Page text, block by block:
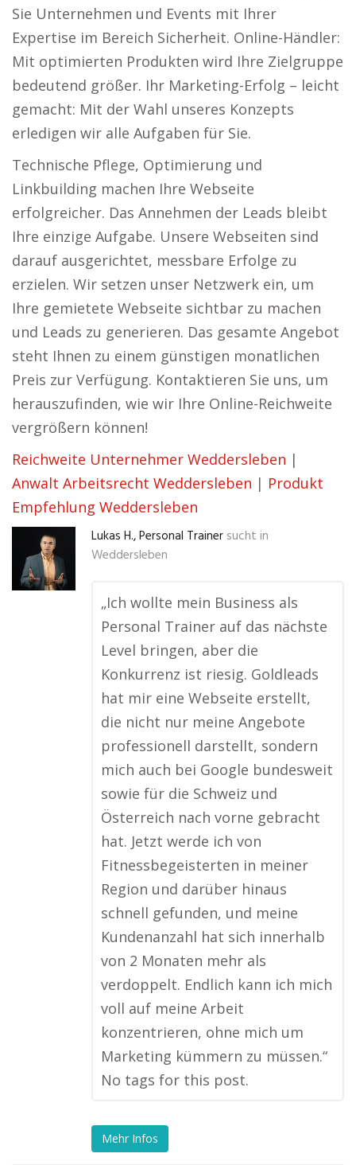
Sie Unternehmen und Events mit Ihrer
Expertise im Bereich Sicherheit. Online-Händler:
Mit optimierten Produkten wird Ihre Zielgruppe
bedeutend größer. Ihr Marketing-Erfolg – leicht
gemacht: Mit der Wahl unseres Konzepts
erledigen wir alle Aufgaben für Sie.
Technische Pflege, Optimierung und
Linkbuilding machen Ihre Webseite
erfolgreicher. Das Annehmen der Leads bleibt
Ihre einzige Aufgabe. Unsere Webseiten sind
darauf ausgerichtet, messbare Erfolge zu
erzielen. Wir setzen unser Netzwerk ein, um
Ihre gemietete Webseite sichtbar zu machen
und Leads zu generieren. Das gesamte Angebot
steht Ihnen zu einem günstigen monatlichen
Preis zur Verfügung. Kontaktieren Sie uns, um
herauszufinden, wie wir Ihre Online-Reichweite
vergrößern können!
Reichweite Unternehmer Weddersleben |
Anwalt Arbeitsrecht Weddersleben | Produkt
Empfehlung Weddersleben
Lukas H., Personal Trainer sucht in
Weddersleben
„Ich wollte mein Business als
Personal Trainer auf das nächste
Level bringen, aber die
Konkurrenz ist riesig. Goldleads
hat mir eine Webseite erstellt,
die nicht nur meine Angebote
professionell darstellt, sondern
mich auch bei Google bundesweit
sowie für die Schweiz und
Österreich nach vorne gebracht
hat. Jetzt werde ich von
Fitnessbegeisterten in meiner
Region und darüber hinaus
schnell gefunden, und meine
Kundenanzahl hat sich innerhalb
von 2 Monaten mehr als
verdoppelt. Endlich kann ich mich
voll auf meine Arbeit
konzentrieren, ohne mich um
Marketing kümmern zu müssen.“
No tags for this post.
Mehr Infos